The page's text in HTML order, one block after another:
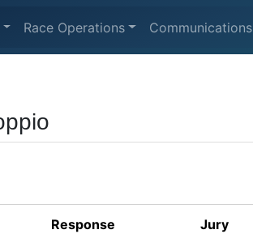
Race Operations Communications
Response Jury